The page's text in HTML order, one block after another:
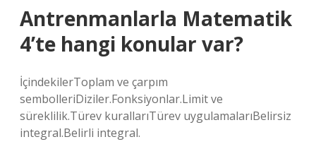
Antrenmanlarla Matematik
4’te hangi konular var?
İçindekilerToplam ve çarpım
sembolleriDiziler.Fonksiyonlar.Limit ve
süreklilik.Türev kurallarıTürev uygulamalarıBelirsiz
integral.Belirli integral.